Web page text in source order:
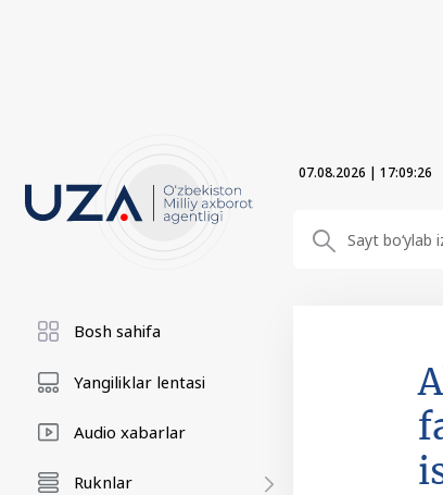
07.08.2026 | 17:09:26
Bosh sahifa
Yangiliklar lentasi
Audio xabarlar
Ruknlar